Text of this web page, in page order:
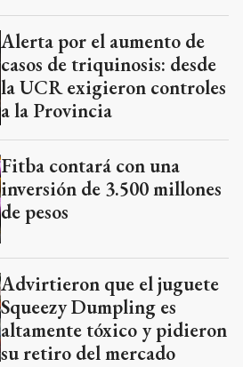
Alerta por el aumento de
casos de triquinosis: desde
la UCR exigieron controles
a la Provincia
Fitba contará con una
inversión de 3.500 millones
de pesos
Advirtieron que el juguete
Squeezy Dumpling es
altamente tóxico y pidieron
su retiro del mercado